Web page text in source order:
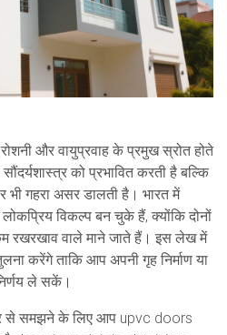
और वायुप्रवाह के प्रमुख स्रोत होते
को प्रभावित करती है बल्कि
गहरा असर डालती है। भारत में
विकल्प बन चुके हैं, क्योंकि दोनों
रखरखाव वाले माने जाते हैं। इस लेख में
करेंगे ताकि आप अपनी गृह निर्माण या
ले सकें।
से समझने के लिए आप upvc doors